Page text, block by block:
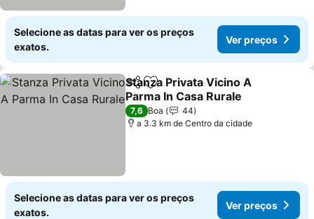
Selecione as datas para ver os preços
exatos.
Ver preços
PartilharAdicionar aos favoritos
Stanza Privata Vicino A
Parma In Casa Rurale
7,6 Boa
44
a 3.3 km de Centro da cidade
Selecione as datas para ver os preços
exatos.
Ver preços